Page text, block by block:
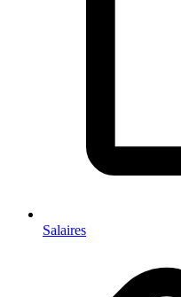
Salaires